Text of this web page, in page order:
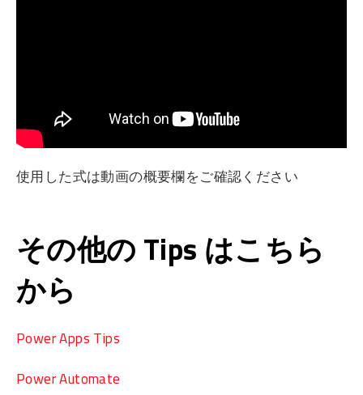
使用した式は動画の概要欄をご確認ください
その他の Tips はこちら
から
Power Apps Tips
Power Automate